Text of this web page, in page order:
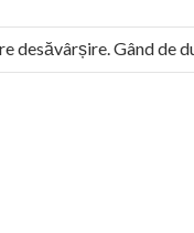
Gând de
“românii sunt slavi,